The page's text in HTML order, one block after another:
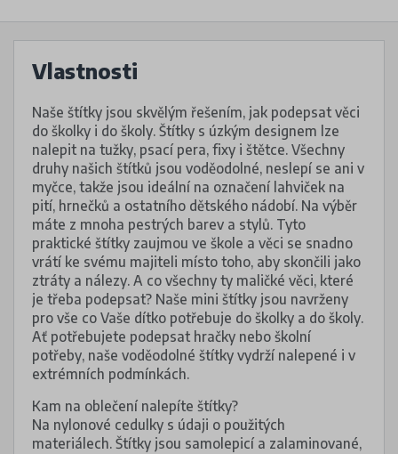
Vlastnosti
Naše štítky jsou skvělým řešením, jak podepsat věci
do školky i do školy. Štítky s úzkým designem lze
nalepit na tužky, psací pera, fixy i štětce. Všechny
druhy našich štítků jsou voděodolné, neslepí se ani v
myčce, takže jsou ideální na označení lahviček na
pití, hrnečků a ostatního dětského nádobí. Na výběr
máte z mnoha pestrých barev a stylů. Tyto
praktické štítky zaujmou ve škole a věci se snadno
vrátí ke svému majiteli místo toho, aby skončili jako
ztráty a nálezy. A co všechny ty maličké věci, které
je třeba podepsat? Naše mini štítky jsou navrženy
pro vše co Vaše dítko potřebuje do školky a do školy.
Ať potřebujete podepsat hračky nebo školní
potřeby, naše voděodolné štítky vydrží nalepené i v
extrémních podmínkách.
Kam na oblečení nalepíte štítky?
Na nylonové cedulky s údaji o použitých
materiálech. Štítky jsou samolepicí a zalaminované,